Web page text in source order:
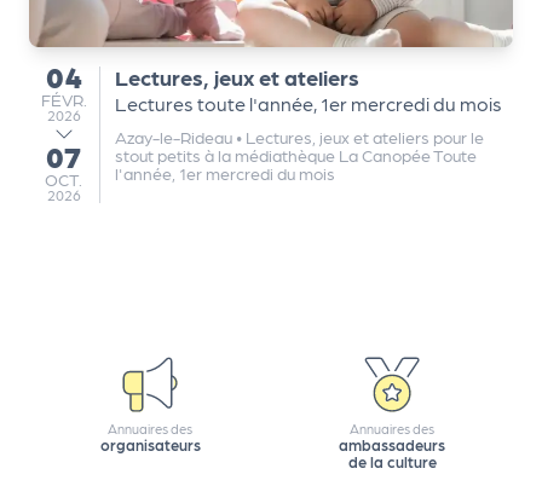
du
04
FÉVRIER
FÉVR.
2026
au
07
OCTOBRE
OCT.
2026
Lectures, jeux et ateliers
Lectures toute l'année, 1er mercredi du mois
Azay-le-Rideau • Lectures, jeux et ateliers pour le
stout petits à la médiathèque La Canopée Toute
l'année, 1er mercredi du mois
Annuaires des
organisateurs
Annuaires des
ambassadeurs
de la culture
s
o
m
m
e
s
-